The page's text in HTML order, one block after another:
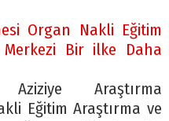
Organ Nakli Eğitim
Bir ilke Daha
Araştırma
Eğitim Araştırma ve